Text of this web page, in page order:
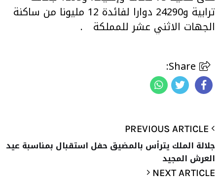
ترابية و24290 دوارا لفائدة 12 مليونا من ساكنة
الجهات الاثني عشر للمملكة .
جلالة الملك يترأس بالمضيق حفل استقبال بمناسبة عيد
العرش المجيد
NEXT ARTICLE